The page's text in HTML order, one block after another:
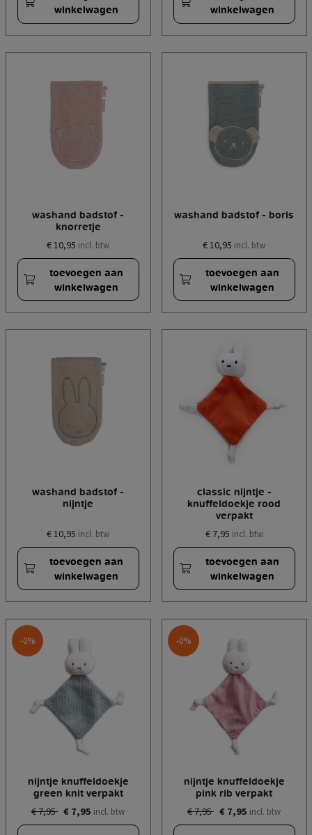
winkelwagen
winkelwagen
washand badstof -
knorretje
€ 10,95 incl. btw
toevoegen aan
winkelwagen
washand badstof - boris
€ 10,95 incl. btw
toevoegen aan
winkelwagen
washand badstof -
nijntje
€ 10,95 incl. btw
toevoegen aan
winkelwagen
classic nijntje -
knuffeldoekje rood
verpakt
€ 7,95 incl. btw
toevoegen aan
winkelwagen
-0%
nijntje knuffeldoekje
green knit verpakt
€ 7,95 € 7,95 incl. btw
-0%
nijntje knuffeldoekje
pink rib verpakt
€ 7,95 € 7,95 incl. btw